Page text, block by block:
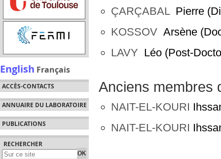
English Français
ACCÈS-CONTACTS
ANNUAIRE DU LABORATOIRE
PUBLICATIONS
RECHERCHER
ÇARÇABALPierre
KOSSOV Arsène
LAVY Léo (Post-
Anciens membres
NAIT-EL-KOURI
NAIT-EL-KOURI